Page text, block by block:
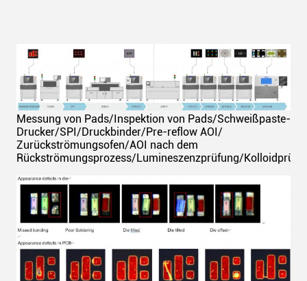
Messung von Pads/Inspektion von Pads/Schweißpaste-
Drucker/SPI/Druckbinder/Pre-reflow AOI/
Zurückströmungsofen/AOI nach dem
Rückströmungsprozess/Lumineszenzprüfung/